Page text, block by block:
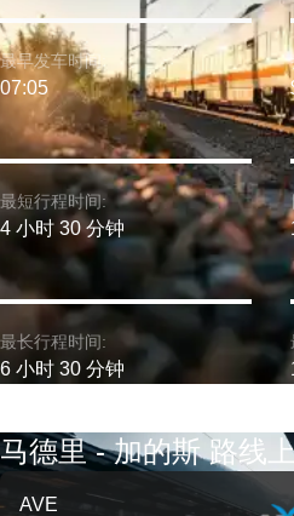
最短行程时间:
4 小时 30 分钟
最早发车时间:
07:05
最长行程时间:
6 小时 30 分钟
马德里 - 加的斯 路线
AVE